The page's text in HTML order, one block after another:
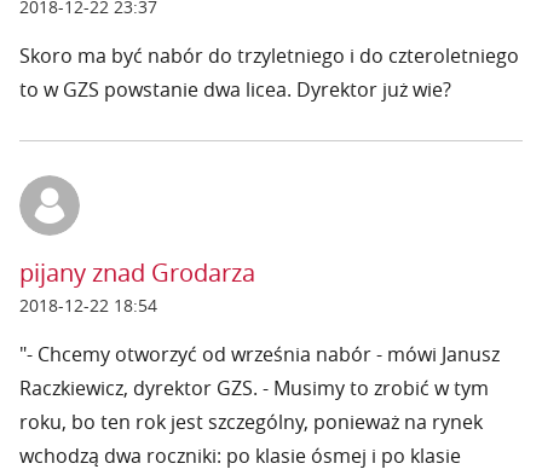
2018-12-22 23:37
Skoro ma być nabór do trzyletniego i do czteroletniego
to w GZS powstanie dwa licea. Dyrektor już wie?
pijany znad Grodarza
2018-12-22 18:54
"- Chcemy otworzyć od września nabór - mówi Janusz
Raczkiewicz, dyrektor GZS. - Musimy to zrobić w tym
roku, bo ten rok jest szczególny, ponieważ na rynek
wchodzą dwa roczniki: po klasie ósmej i po klasie